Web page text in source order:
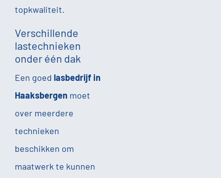
topkwaliteit.
Verschillende
lastechnieken
onder één dak
Een goed lasbedrijf in
Haaksbergen moet
over meerdere
technieken
beschikken om
maatwerk te kunnen